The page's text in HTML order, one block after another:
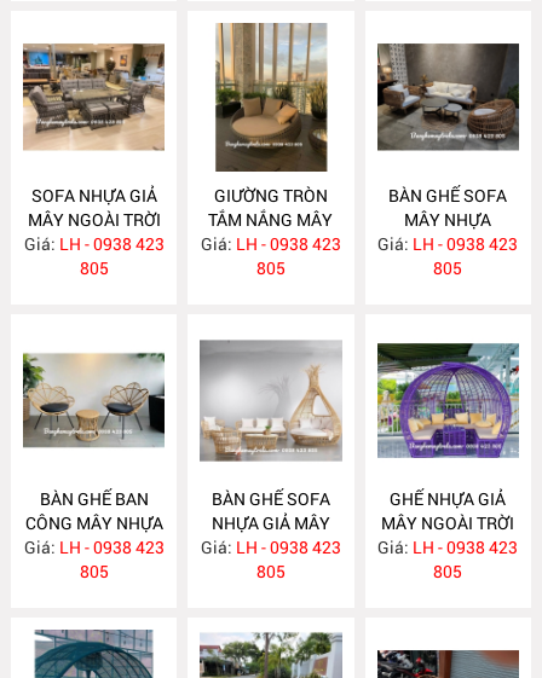
SOFA NHỰA GIẢ
MÂY NGOÀI TRỜI
NH297
Giá: LH - 0938 423
805
GIƯỜNG TRÒN
TẮM NẮNG MÂY
NHỰA NH296
Giá: LH - 0938 423
805
BÀN GHẾ SOFA
MÂY NHỰA
NH295
Giá: LH - 0938 423
805
BÀN GHẾ BAN
CÔNG MÂY NHỰA
NH294
Giá: LH - 0938 423
805
BÀN GHẾ SOFA
NHỰA GIẢ MÂY
NGOÀI TRỜI
NH293
Giá: LH - 0938 423
805
GHẾ NHỰA GIẢ
MÂY NGOÀI TRỜI
CÓ MÁI CHE
NH292
Giá: LH - 0938 423
805